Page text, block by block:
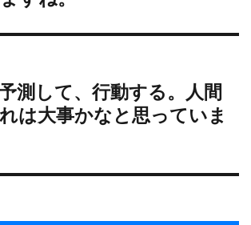
測して、行動する。人間
は大事かなと思っていま